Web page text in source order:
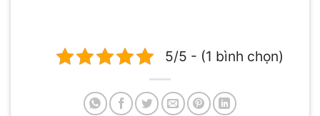
5/5 - (1 bình chọn)